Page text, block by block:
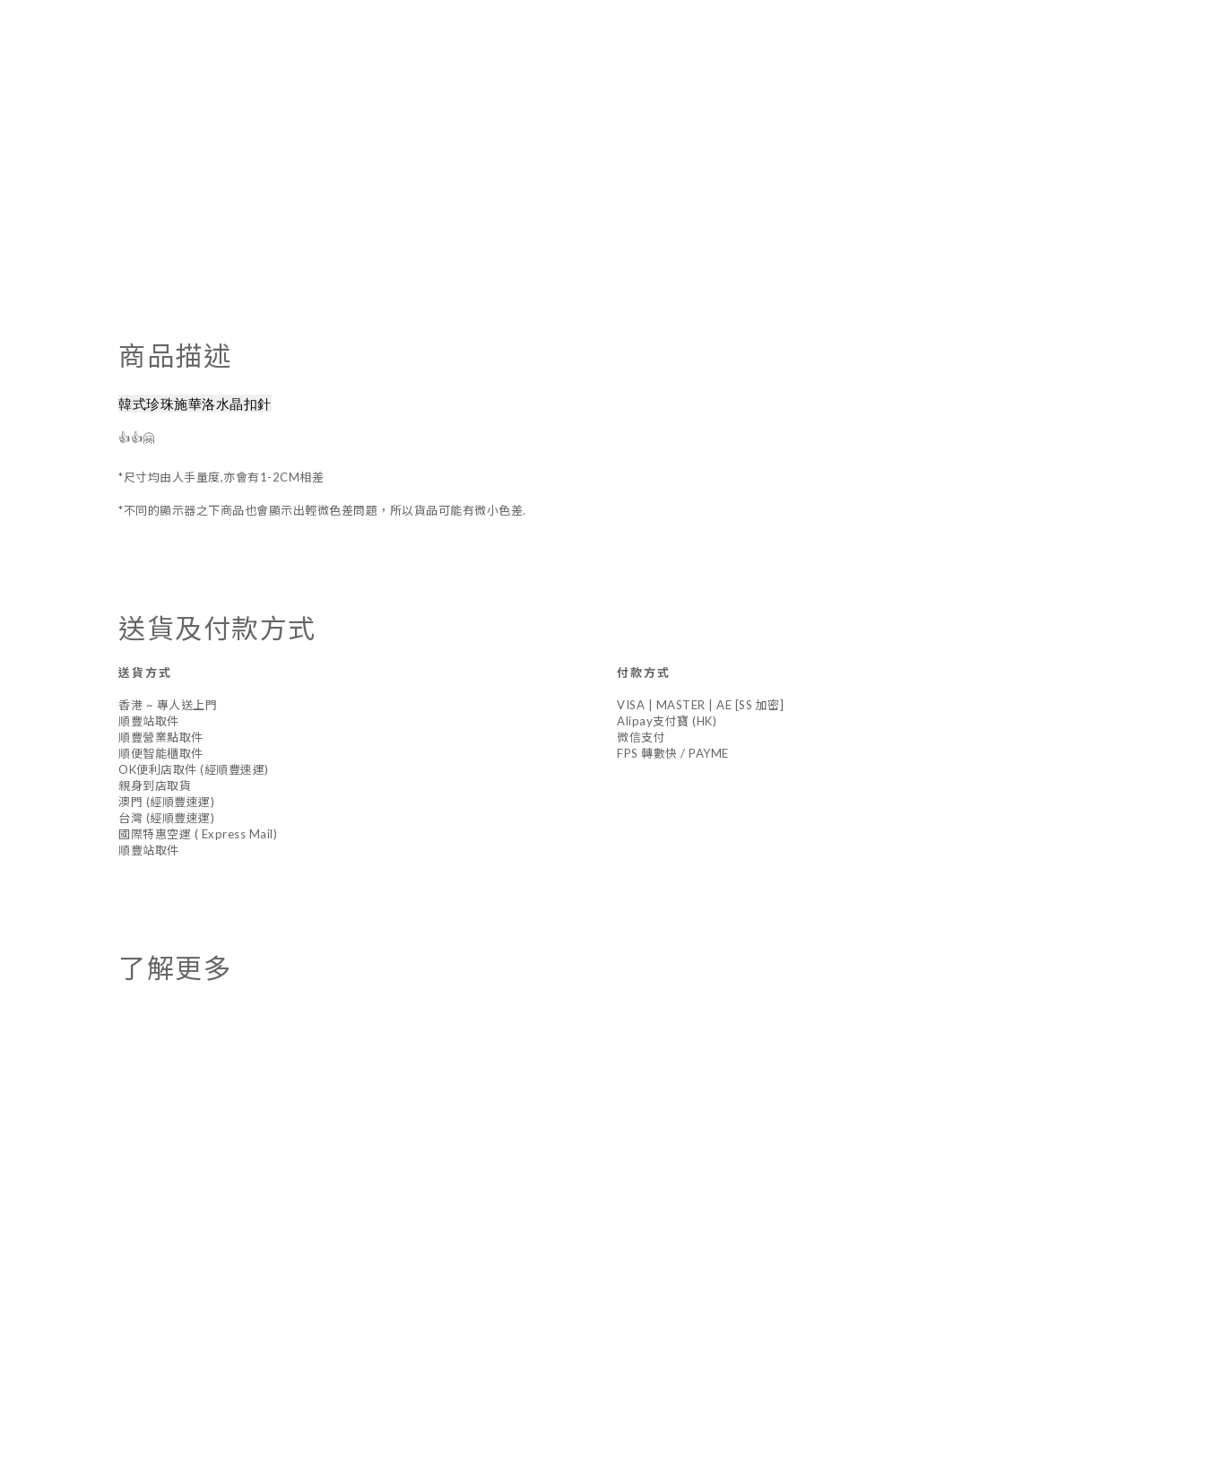
商品描述
韓式珍珠施華洛水晶扣針
👍👍🤗
*尺寸均由人手量度,亦會有1-2CM相差
*不同的顯示器之下商品也會顯示出輕微色差問題，所以貨品可能有微小色差.
送貨及付款方式
送貨方式
香港 ~ 專人送上門
順豐站取件
順豐營業點取件
順便智能櫃取件
OK便利店取件 (經順豐速運)
親身到店取貨
澳門 (經順豐速運)
台灣 (經順豐速運)
國際特惠空運 ( Express Mail)
順豐站取件
付款方式
VISA | MASTER | AE [SS 加密]
Alipay支付寶 (HK)
微信支付
FPS 轉數快 / PAYME
了解更多